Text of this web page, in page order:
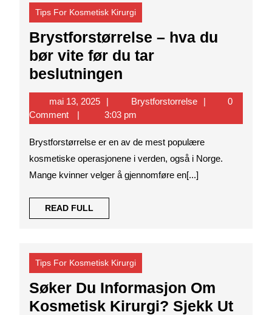
Tips For Kosmetisk Kirurgi
Brystforstørrelse – hva du
bør vite før du tar
beslutningen
–
hva
du
bør
vite
før
mai 13, 2025mai
13,
2025
BrystforstorrelseBrystforstorrelse
0
Comment
3:03 pm
Brystforstørrelse er en av de mest populære
kosmetiske operasjonene i verden, også i Norge.
Mange kvinner velger å gjennomføre en[...]
READ FULL
FULL
Tips For Kosmetisk Kirurgi
Søker Du Informasjon Om
Kosmetisk Kirurgi? Sjekk Ut